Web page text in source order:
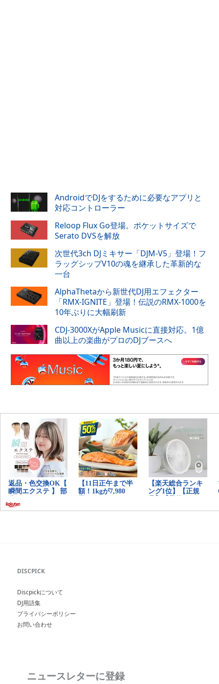
AndroidでDJをするために必要なアプリと
対応コントローラー
Reloop Flux Go登場。ポケットサイズで
Serato DVSを解放
次世代3ch DJミキサー「DJM-V5」登場！フ
ラッグシップV10の魂を継承した革新的な
一台
AlphaThetaから新世代DJ用エフェクター
「RMX-IGNITE」登場！伝説のRMX-1000を
10年ぶりに大幅刷新
CDJ-3000XがApple Musicに直接対応。1億
曲以上の楽曲がプロのDJブースへ
DISCPICK
Discpickについて
DJ用語集
プライバシーポリシー
お問い合わせ
ニュースレターに登録